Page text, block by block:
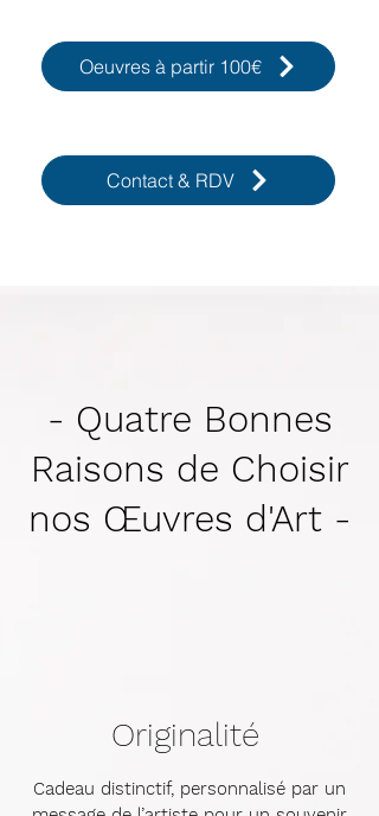
Oeuvres à partir 100€
Contact & RDV
- Quatre Bonnes
Raisons de Choisir
nos Œuvres d'Art -
Originalité
Cadeau distinctif, personnalisé par un